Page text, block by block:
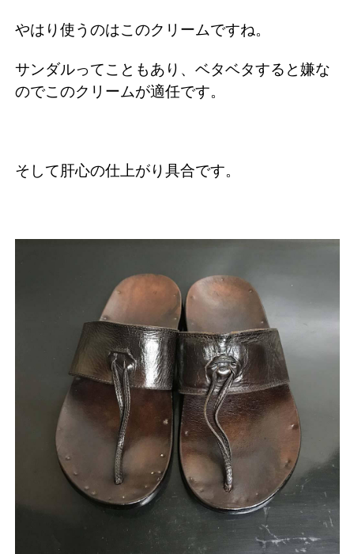
やはり使うのはこのクリームですね。
サンダルってこともあり、ベタベタすると嫌な
のでこのクリームが適任です。
そして肝心の仕上がり具合です。